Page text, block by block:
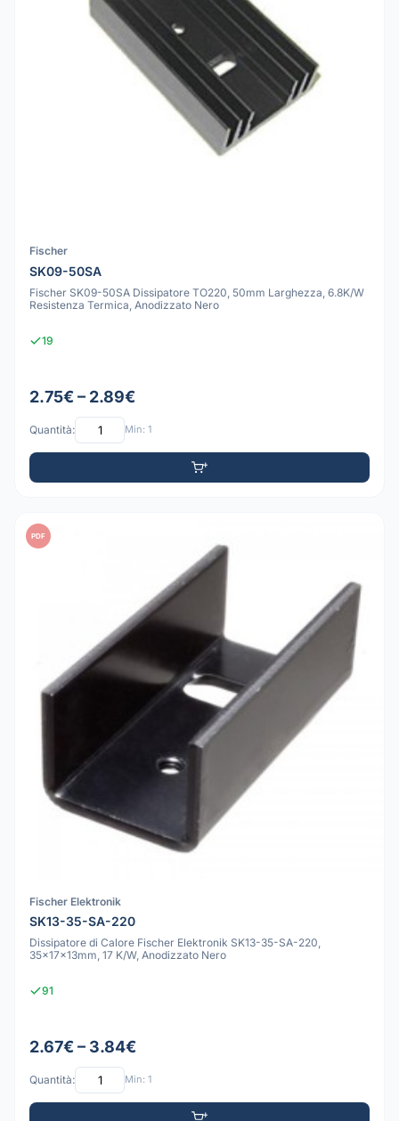
Fischer
SK09-50SA
Fischer SK09-50SA Dissipatore TO220, 50mm Larghezza, 6.8K/W
Resistenza Termica, Anodizzato Nero
19
2.75€ – 2.89€
Quantità: Min: 1
PDF
Fischer Elektronik
SK13-35-SA-220
Dissipatore di Calore Fischer Elektronik SK13-35-SA-220,
35x17x13mm, 17 K/W, Anodizzato Nero
91
2.67€ – 3.84€
Quantità: Min: 1